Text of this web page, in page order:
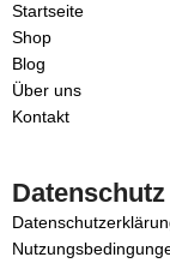
Startseite
Shop
Blog
Über uns
Kontakt